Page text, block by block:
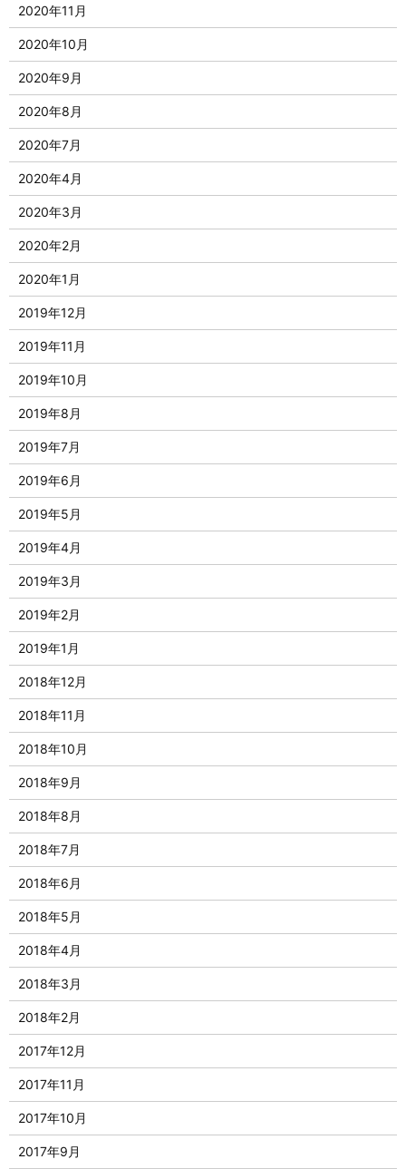
2020年11月
2020年10月
2020年9月
2020年8月
2020年7月
2020年4月
2020年3月
2020年2月
2020年1月
2019年12月
2019年11月
2019年10月
2019年8月
2019年7月
2019年6月
2019年5月
2019年4月
2019年3月
2019年2月
2019年1月
2018年12月
2018年11月
2018年10月
2018年9月
2018年8月
2018年7月
2018年6月
2018年5月
2018年4月
2018年3月
2018年2月
2017年12月
2017年11月
2017年10月
2017年9月